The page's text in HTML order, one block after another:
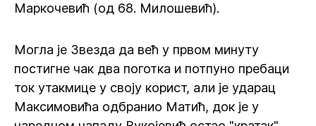
Маркочевић (од 68. Милошевић).
Могла је Звезда да већ у првом минуту
постигне чак два поготка и потпуно пребаци
ток утакмице у своју корист, али је ударац
Максимовића одбранио Матић, док је у